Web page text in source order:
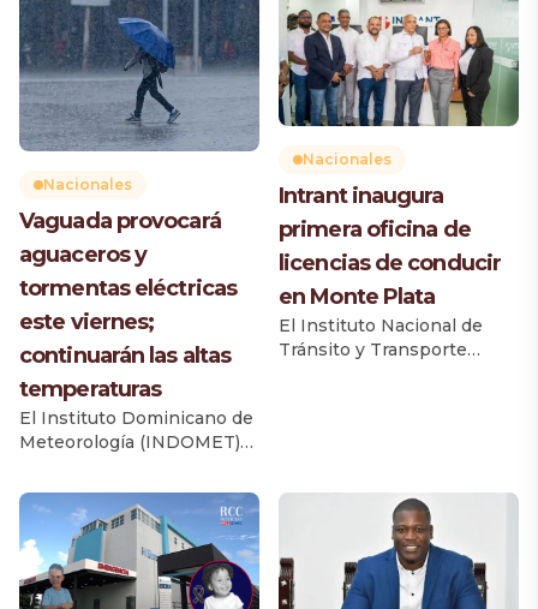
Nacionales
Vaguada provocará
aguaceros y
tormentas eléctricas
este viernes;
continuarán las altas
temperaturas
El Instituto Dominicano de
Meteorología (INDOMET)
provocará un incremento
de las lluvias durante la
tarde y primeras horas de la
noche de este viernes, con
aguaceros de diferentes
Nacionales
Intrant inaugura
primera oficina de
licencias de conducir
en Monte Plata
El Instituto Nacional de
Tránsito y Transporte
de manera directa a 52,792
ciudadanos, según el
Informe del Parque
Vehicular 2025 de la
Dirección General de